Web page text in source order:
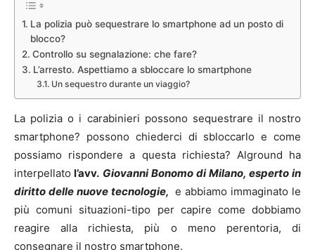
La polizia può sequestrare lo smartphone ad un posto di
blocco?
Controllo su segnalazione: che fare?
L’arresto. Aspettiamo a sbloccare lo smartphone
Un sequestro durante un viaggio?
La polizia o i carabinieri possono sequestrare il nostro
smartphone? possono chiederci di sbloccarlo e come
possiamo rispondere a questa richiesta? Alground ha
interpellato l’avv. Giovanni Bonomo di Milano, esperto in
diritto delle nuove tecnologie, e abbiamo immaginato le
più comuni situazioni-tipo per capire come dobbiamo
reagire alla richiesta, più o meno perentoria, di
consegnare il nostro smartphone.